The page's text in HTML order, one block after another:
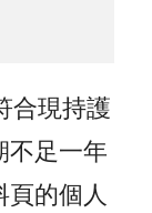
合現持護
不足一年
頁的個人